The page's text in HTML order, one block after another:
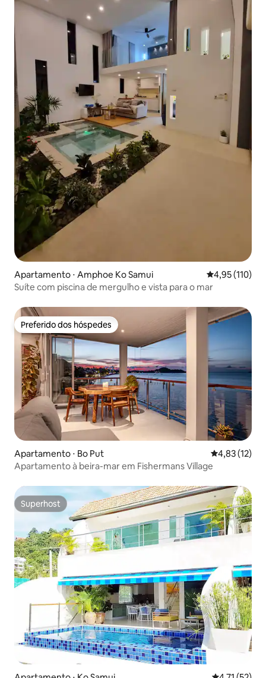
Apartamento ⋅ Amphoe Ko Samui 4,95 de uma
4,95 (110)
Suíte com piscina de mergulho e vista para o mar
Preferido dos hóspedes
Preferido dos hóspedes
Apartamento ⋅ Bo Put 4,83 de uma
4,83 (12)
Apartamento à beira-mar em Fishermans Village
Superhost
Superhost